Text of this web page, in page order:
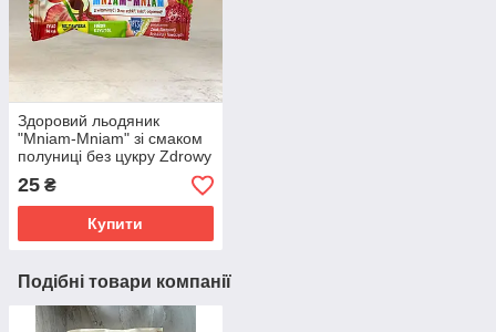
Здоровий льодяник
"Mniam-Mniam" зі смаком
полуниці без цукру Zdrowy
Lizak
25 ₴
Купити
Подібні товари компанії